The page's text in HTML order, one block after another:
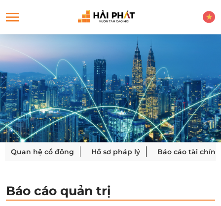
Quan hệ cổ đông Hồ sơ pháp lý Báo cáo tài chính
Báo cáo quản trị